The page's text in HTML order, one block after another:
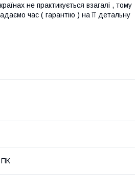
не практикується взагалі , тому
час ( гарантію ) на її детальну
ПК